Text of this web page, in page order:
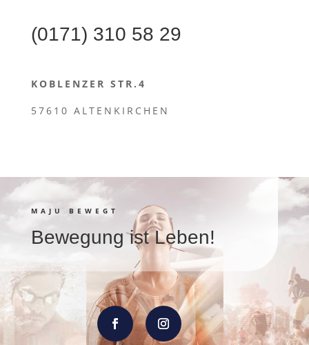
(0171) 310 58 29
KOBLENZER STR.4
57610 ALTENKIRCHEN
MAJU BEWEGT
Bewegung ist Leben!